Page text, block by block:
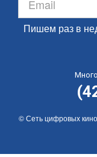
Пишем раз в
© Сеть цифровых